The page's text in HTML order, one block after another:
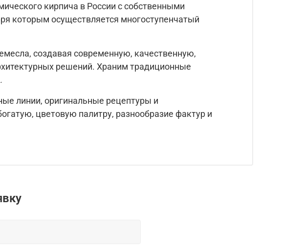
кирпича в России c собственными
которым осуществляется многоступенчатый
создавая современную, качественную,
решений. Храним традиционные
линии, оригинальные рецептуры и
цветовую палитру, разнообразие фактур и